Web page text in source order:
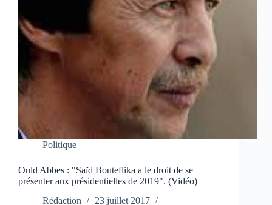
Politique
Ould Abbes : "Saïd Bouteflika a le droit de se
présenter aux présidentielles de 2019". (Vidéo)
Rédaction
23 juillet 2017